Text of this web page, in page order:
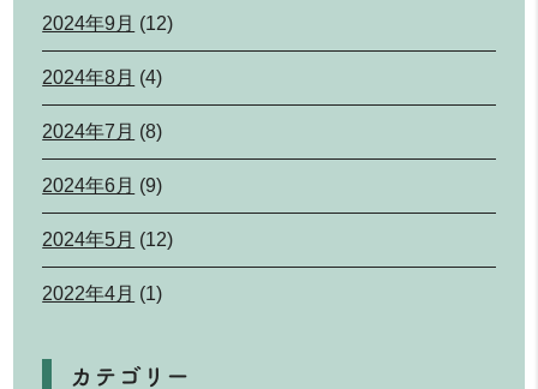
2024年9月 (12)
2024年8月 (4)
2024年7月 (8)
2024年6月 (9)
2024年5月 (12)
2022年4月 (1)
カテゴリー